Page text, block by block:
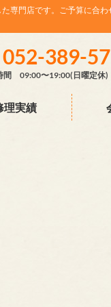
専門店です。ご予算に合
052-389-
間 09:00〜19:00(日曜定休)
理実績